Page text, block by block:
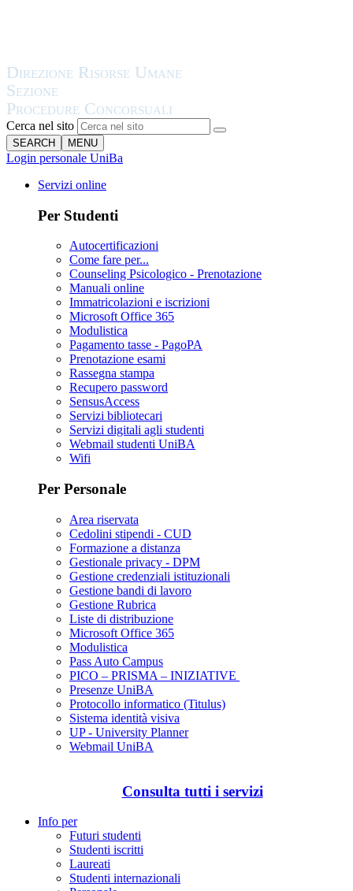
Cerca nel sito
SEARCH MENU
Login personale UniBa
Servizi online
Per Studenti
Autocertificazioni
Come fare per...
Counseling Psicologico - Prenotazione
Manuali online
Immatricolazioni e iscrizioni
Microsoft Office 365
Modulistica
Pagamento tasse - PagoPA
Prenotazione esami
Rassegna stampa
Recupero password
SensusAccess
Servizi bibliotecari
Servizi digitali agli studenti
Webmail studenti UniBA
Wifi
Per Personale
Area riservata
Cedolini stipendi - CUD
Formazione a distanza
Gestionale privacy - DPM
Gestione credenziali istituzionali
Gestione bandi di lavoro
Gestione Rubrica
Liste di distribuzione
Microsoft Office 365
Modulistica
Pass Auto Campus
PICO – PRISMA – INIZIATIVE
Presenze UniBA
Protocollo informatico (Titulus)
Sistema identità visiva
UP - University Planner
Webmail UniBA
Consulta tutti i servizi
Info per
Futuri studenti
Studenti iscritti
Laureati
Studenti internazionali